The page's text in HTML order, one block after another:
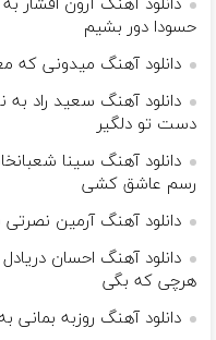
دانلود آهنگ آرون افشار
حسودا دور بشیم
دانلود آهنگ میدونی که
دانلود آهنگ سعید راد
دست تو دلگیر
دانلود آهنگ سینا
رسم عاشق کشی
دانلود آهنگ آرمین
دانلود آهنگ احسان
هرچی که بگی
دانلود آهنگ روزبه